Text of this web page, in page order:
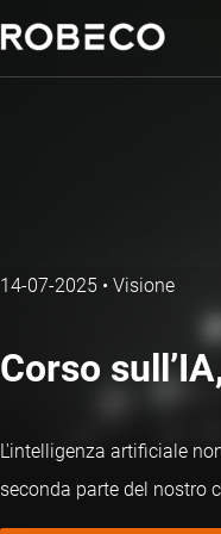
14-07-2025 • Visione
Corso
L'intelligenza artificiale
seconda parte del nostro